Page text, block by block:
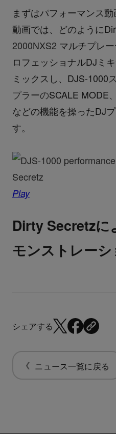
まずはパフォーマンス
動画では、どのように
2000NXS2 マルチプレ
ロフェッショナルDJミ
ミックスし、DJS-1000
プラーのSCALE MODE
などの機能を操ったDJ
す。
Play
Dirty Secretzに
モンストレーシ
シェアする
ニュース一覧に戻る